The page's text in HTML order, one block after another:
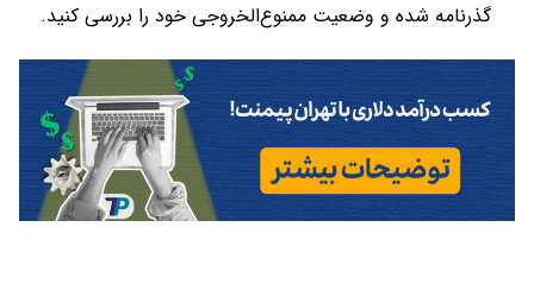
گذرنامه شده و وضعیت ممنوع‌الخروجی خود را بررسی کنید.